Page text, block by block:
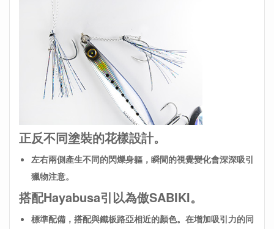
正反不同塗裝的花樣設計。
左右兩側產生不同的閃爍身軀，瞬間的視覺變化會深深吸引
獵物注意。
搭配Hayabusa引以為傲SABIKI。
標準配備，搭配與鐵板路亞相近的顏色。 在增加吸引力的同